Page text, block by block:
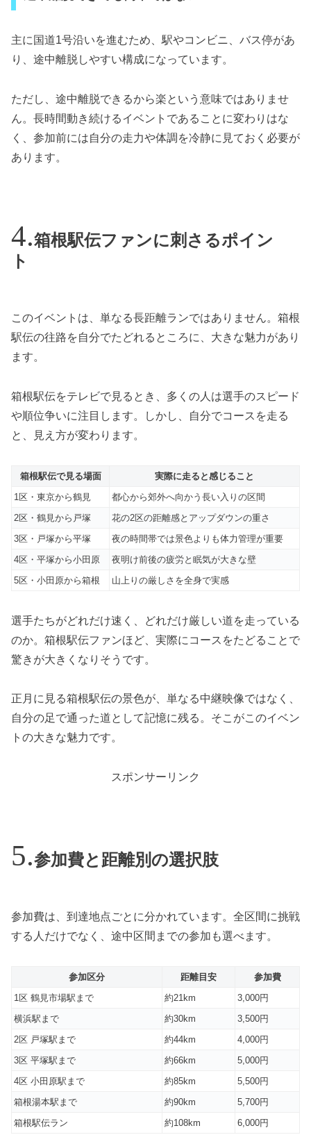
主に国道1号沿いを進むため、駅やコンビニ、バス停があ
り、途中離脱しやすい構成になっています。
ただし、途中離脱できるから楽という意味ではありませ
ん。長時間動き続けるイベントであることに変わりはな
く、参加前には自分の走力や体調を冷静に見ておく必要が
あります。
箱根駅伝ファンに刺さるポイン
ト
このイベントは、単なる長距離ランではありません。箱根
駅伝の往路を自分でたどれるところに、大きな魅力があり
ます。
箱根駅伝をテレビで見るとき、多くの人は選手のスピード
や順位争いに注目します。しかし、自分でコースを走る
と、見え方が変わります。
箱根駅伝で見る場面
実際に走ると感じること
1区・東京から鶴見
都心から郊外へ向かう長い入りの区間
2区・鶴見から戸塚
花の2区の距離感とアップダウンの重さ
3区・戸塚から平塚
夜の時間帯では景色よりも体力管理が重要
4区・平塚から小田原
夜明け前後の疲労と眠気が大きな壁
5区・小田原から箱根
山上りの厳しさを全身で実感
選手たちがどれだけ速く、どれだけ厳しい道を走っている
のか。箱根駅伝ファンほど、実際にコースをたどることで
驚きが大きくなりそうです。
正月に見る箱根駅伝の景色が、単なる中継映像ではなく、
自分の足で通った道として記憶に残る。そこがこのイベン
トの大きな魅力です。
スポンサーリンク
参加費と距離別の選択肢
参加費は、到達地点ごとに分かれています。全区間に挑戦
する人だけでなく、途中区間までの参加も選べます。
参加区分 距離目安
参加費
1区 鶴見市場駅まで
約21km
3,000円
横浜駅まで
約30km
3,500円
2区 戸塚駅まで
約44km
4,000円
3区 平塚駅まで
約66km
5,000円
4区 小田原駅まで
約85km
5,500円
箱根湯本駅まで
約90km
5,700円
箱根駅伝ラン
約108km 6,000円